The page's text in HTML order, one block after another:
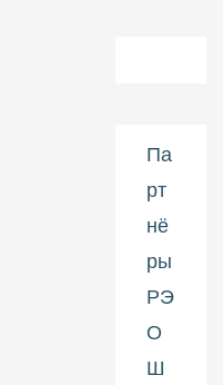
Па
рт
нё
ры
РЭ
О
Ш